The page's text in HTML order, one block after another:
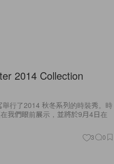
2014 Collection
行了2014 秋冬系列的時裝秀。時
我們眼前展示，並將於9月4日在
3 0